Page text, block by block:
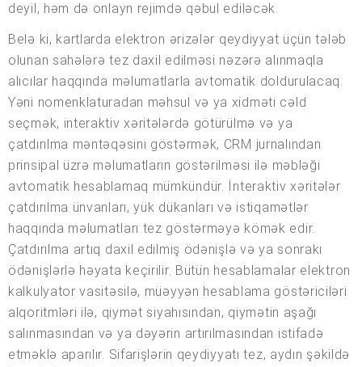
deyil, həm də onlayn rejimdə qəbul ediləcək.
Belə ki, kartlarda elektron ərizələr qeydiyyat üçün tələb
olunan sahələrə tez daxil edilməsi nəzərə alınmaqla
alıcılar haqqında məlumatlarla avtomatik doldurulacaq.
Yəni nomenklaturadan məhsul və ya xidməti cəld
seçmək, interaktiv xəritələrdə götürülmə və ya
çatdırılma məntəqəsini göstərmək, CRM jurnalından
prinsipal üzrə məlumatların göstərilməsi ilə məbləği
avtomatik hesablamaq mümkündür. İnteraktiv xəritələr
çatdırılma ünvanları, yük dükanları və istiqamətlər
haqqında məlumatları tez göstərməyə kömək edir.
Çatdırılma artıq daxil edilmiş ödənişlə və ya sonrakı
ödənişlərlə həyata keçirilir. Bütün hesablamalar elektron
kalkulyator vasitəsilə, müəyyən hesablama göstəriciləri
alqoritmləri ilə, qiymət siyahısından, qiymətin aşağı
salınmasından və ya dəyərin artırılmasından istifadə
etməklə aparılır. Sifarişlərin qeydiyyatı tez, aydın şəkildə